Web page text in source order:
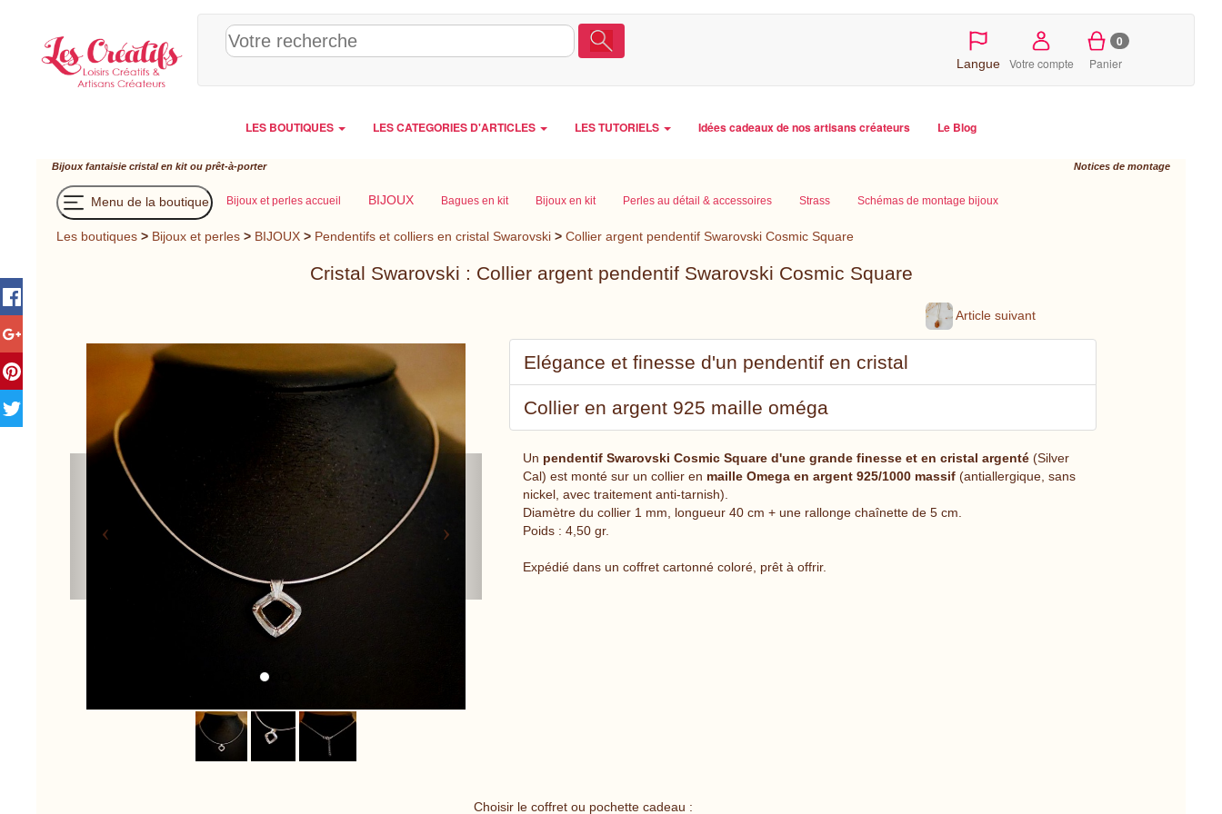
Langue Votre compte
0
Panier
LES BOUTIQUES LES CATEGORIES D'ARTICLES LES TUTORIELS Idées cadeaux de nos artisans créateurs Le Blog
Bijoux fantaisie cristal en kit ou prêt-à-porter Notices de montage
Menu de la boutique Bijoux et perles accueil BIJOUX Bagues en kit Bijoux en kit Perles au détail & accessoires Strass Schémas de montage bijoux
Les boutiques > Bijoux et perles > BIJOUX > Pendentifs et colliers en cristal Swarovski > Collier argent pendentif Swarovski Cosmic Square
Cristal Swarovski : Collier argent pendentif Swarovski Cosmic Square
Article suivant
Previous
Elégance et finesse d'un pendentif en cristal
Collier en argent 925 maille oméga
Un pendentif Swarovski Cosmic Square d'une grande finesse et en cristal argenté(Silver
Cal) est monté sur un collier en maille Omega en argent 925/1000 massif(antiallergique, sans
nickel, avec traitement anti-tarnish).
Diamètre du collier 1 mm, longueur 40 cm + une rallonge chaînette de 5 cm.
Poids : 4,50 gr.
Expédié dans un coffret cartonné coloré, prêt à offrir.
Choisir le coffret ou pochette cadeau :